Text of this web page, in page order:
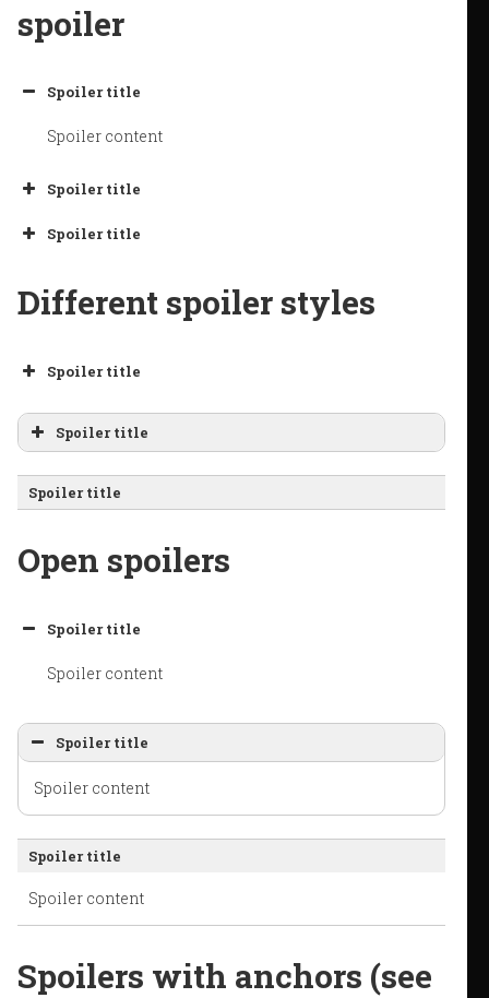
spoiler
Spoiler title
Spoiler content
Spoiler title
Spoiler title
Different spoiler styles
Spoiler title
Spoiler title
Spoiler title
Open spoilers
Spoiler title
Spoiler content
Spoiler title
Spoiler content
Spoiler title
Spoiler content
Spoilers with anchors (see